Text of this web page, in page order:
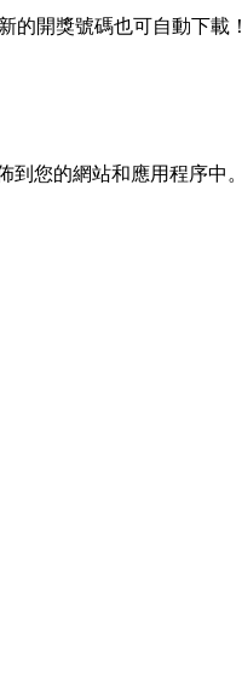
的開獎號碼也可自動下載！
到您的網站和應用程序中。